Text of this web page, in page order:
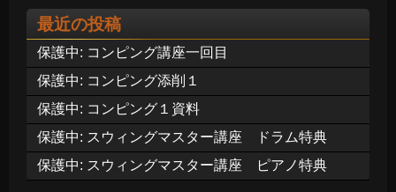
最近の投稿
保護中: コンピング講座一回目
保護中: コンピング添削１
保護中: コンピング１資料
保護中: スウィングマスター講座 ドラム特典
保護中: スウィングマスター講座 ピアノ特典